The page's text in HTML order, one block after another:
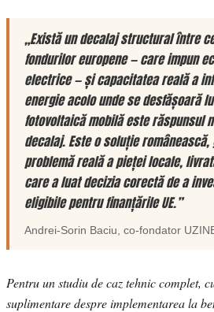
„Există un decalaj structural între
fondurilor europene — care impun
electrice — și capacitatea reală a
energie acolo unde se desfășoară
fotovoltaică mobilă este răspunsul
decalaj. Este o soluție
problemă reală a pieței locale,
care a luat decizia corectă de a
eligibile pentru finanțările UE.”
Andrei-Sorin Baciu, co-fondator
Pentru un studiu de caz tehnic complet,
suplimentare despre implementarea la